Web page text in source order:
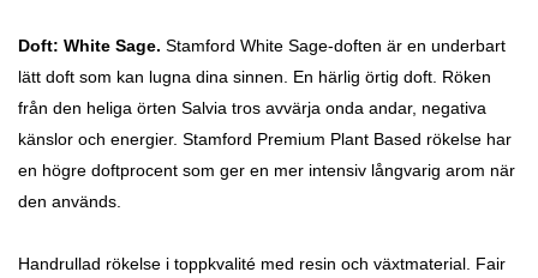
Doft: White Sage. Stamford White Sage-doften är en underbart
lätt doft som kan lugna dina sinnen. En härlig örtig doft. Röken
från den heliga örten Salvia tros avvärja onda andar, negativa
känslor och energier. Stamford Premium Plant Based rökelse har
en högre doftprocent som ger en mer intensiv långvarig arom när
den används.
Handrullad rökelse i toppkvalité med resin och växtmaterial. Fair